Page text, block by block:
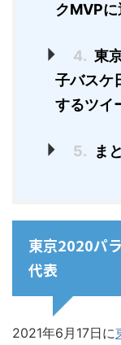
クMVPに
4. 東
子バスケ
するツイ
5. ま
東京2020パ
代表
2021年6月17日に